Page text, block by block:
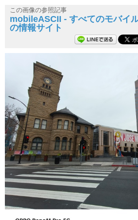
この画像の参照記事
mobileASCII - すべてのモバイ
の情報サイト